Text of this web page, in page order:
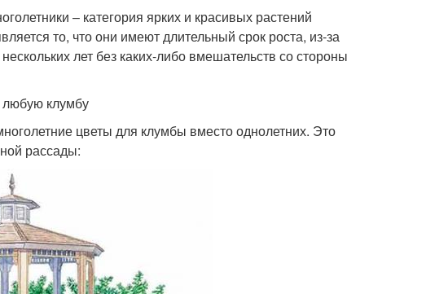
– категория ярких и красивых растений
то, что они имеют длительный срок роста, из-за
лет без каких-либо вмешательств со стороны
любую клумбу
цветы для клумбы вместо однолетних. Это
рассады: